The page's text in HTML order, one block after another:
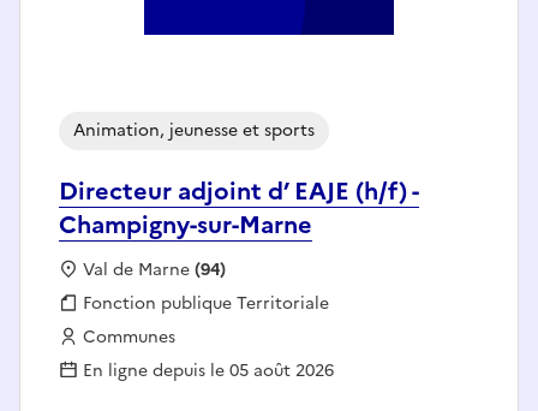
Directeur adjoint d’ EAJE (h/f) -
Champigny-sur-Marne
Animation, jeunesse et sports
Localisation :
Val de Marne(94)
Fonction publique :
Fonction publique Territoriale
Employeur :
Communes
En ligne depuis le 05 août 2026